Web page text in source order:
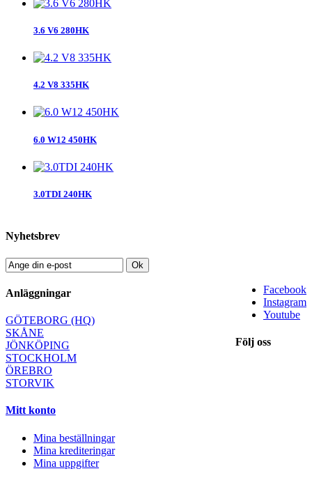
3.6 V6 280HK
4.2 V8 335HK
6.0 W12 450HK
3.0TDI 240HK
Nyhetsbrev
Ok
Facebook
Instagram
Youtube
Följ oss
Anläggningar
GÖTEBORG (HQ)
SKÅNE
JÖNKÖPING
STOCKHOLM
ÖREBRO
STORVIK
Mitt konto
Mina beställningar
Mina krediteringar
Mina uppgifter